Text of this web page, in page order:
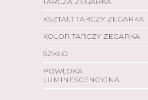
KSZTAŁT TARCZY ZEGARKA
KOLOR TARCZY ZEGARKA
SZKŁO
POWŁOKA
LUMINESCENCYJNA